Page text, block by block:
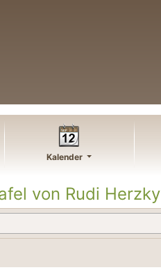
Kalender
von Rudi Herzky